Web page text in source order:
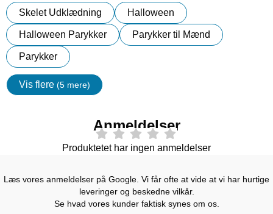
Skelet Udklædning Halloween
Halloween Parykker Parykker til Mænd
Parykker
Vis flere (5 mere)
Egenskaper
Anmeldelser
Produktetet har ingen anmeldelser
Læs vores anmeldelser på Google. Vi får ofte at vide at vi har hurtige
leveringer og beskedne vilkår.
Se hvad vores kunder faktisk synes om os.